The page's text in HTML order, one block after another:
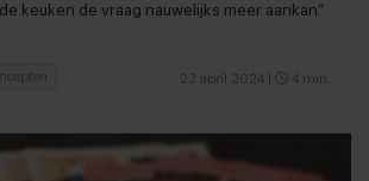
keuken de vraag nauwelijks meer aankan”
23 april 2024 4 min